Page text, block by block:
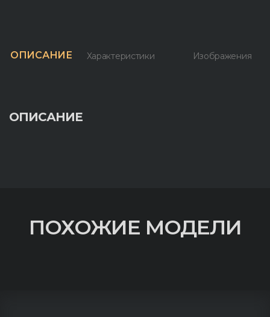
ОПИСАНИЕ Характеристики Изображения
ОПИСАНИЕ
ПОХОЖИЕ МОДЕЛИ